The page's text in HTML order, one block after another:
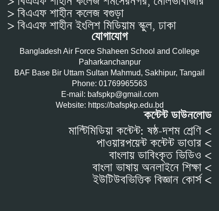
> বিএএফ শাহীন কলেজ বগুড়া
> বিএএফ শাহীন ইংলিশ মিডিয়াম স্কুল, ঢাকা
যোগাযোগ
Bangladesh Air Force Shaheen School and College
Paharkanchanpur
BAF Base Bir Uttam Sultan Mahmud, Sakhipur, Tangail
Phone: 01769965563
E-mail: bafspkp@gmail.com
Website: https://bafspkp.edu.bd
কন্টেন্ট ডাউনলোড
মাল্টিমিডিয়া কন্টেন্ট: ষষ্ঠ-দশম শ্রেণি <
পাওয়ারপয়েন্ট কন্টেন্ট ভাণ্ডার <
বাংলায় ডাবিংকৃত ভিডিও <
বাংলা ভাষায় অনলাইনে শিক্ষা <
ইউটিউবভিত্তিক বিজ্ঞান কোর্স <